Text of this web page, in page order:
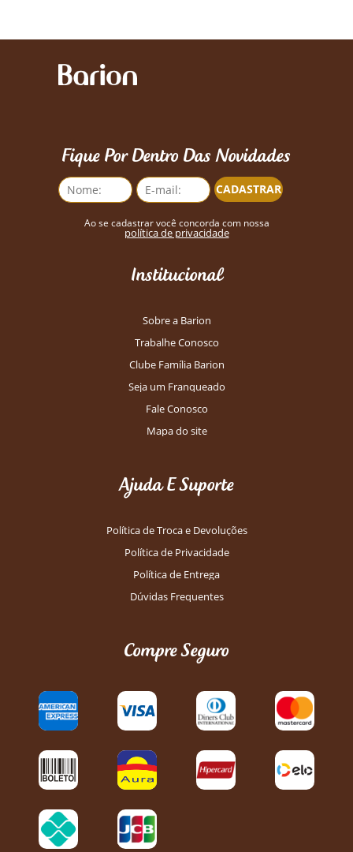
Fique Por Dentro Das Novidades
CADASTRAR
Ao se cadastrar você concorda com nossa
política de privacidade
Institucional
Sobre a Barion
Trabalhe Conosco
Clube Família Barion
Seja um Franqueado
Fale Conosco
Mapa do site
Ajuda E Suporte
Política de Troca e Devoluções
Política de Privacidade
Política de Entrega
Dúvidas Frequentes
Compre Seguro